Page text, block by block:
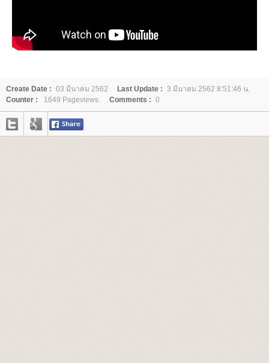
Create Date : 03 มีนาคม 2562 Last Update : 3 มีนาคม 2562 8:51:46 น.
Counter :
1649 Pageviews. Comments : 0